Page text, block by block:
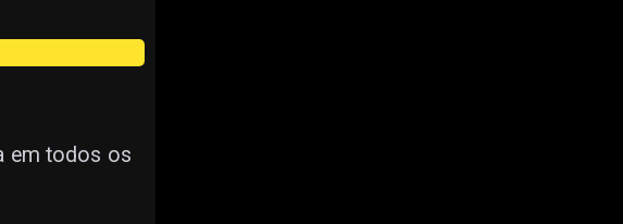
em todos os